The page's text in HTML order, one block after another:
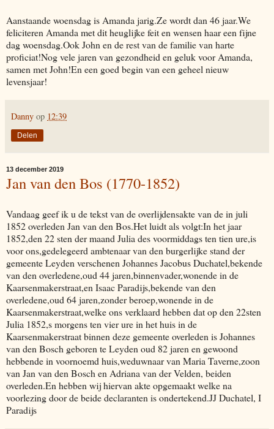
Aanstaande woensdag is Amanda jarig.Ze wordt dan 46 jaar.We
feliciteren Amanda met dit heuglijke feit en wensen haar een fijne
dag woensdag.Ook John en de rest van de familie van harte
proficiat!Nog vele jaren van gezondheid en geluk voor Amanda,
samen met John!En een goed begin van een geheel nieuw
levensjaar!
Danny op 12:39
Delen
13 december 2019
Jan van den Bos (1770-1852)
Vandaag geef ik u de tekst van de overlijdensakte van de in juli
1852 overleden Jan van den Bos.Het luidt als volgt:In het jaar
1852,den 22 sten der maand Julia des voormiddags ten tien ure,is
voor ons,gedelegeerd ambtenaar van den burgerlijke stand der
gemeente Leyden verschenen Johannes Jacobus Duchatel,bekende
van den overledene,oud 44 jaren,binnenvader,wonende in de
Kaarsenmakerstraat,en Isaac Paradijs,bekende van den
overledene,oud 64 jaren,zonder beroep,wonende in de
Kaarsenmakerstraat,welke ons verklaard hebben dat op den 22sten
Julia 1852,s morgens ten vier ure in het huis in de
Kaarsenmakerstraat binnen deze gemeente overleden is Johannes
van den Bosch geboren te Leyden oud 82 jaren en gewoond
hebbende in voornoemd huis,weduwnaar van Maria Taverne,zoon
van Jan van den Bosch en Adriana van der Velden, beiden
overleden.En hebben wij hiervan akte opgemaakt welke na
voorlezing door de beide declaranten is ondertekend.JJ Duchatel, I
Paradijs